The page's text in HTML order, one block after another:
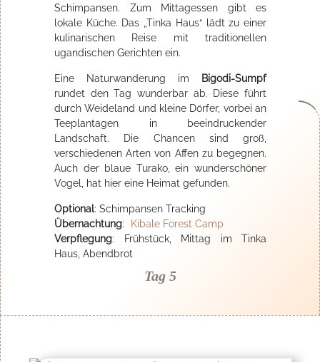
Schimpansen. Zum Mittagessen gibt es
lokale Küche. Das „Tinka Haus“ lädt zu einer
kulinarischen Reise mit traditionellen
ugandischen Gerichten ein.
Eine Naturwanderung im
Bigodi-Sumpf
rundet den Tag wunderbar ab. Diese führt
durch Weideland und kleine Dörfer, vorbei an
Teeplantagen in beeindruckender
Landschaft. Die Chancen sind groß,
verschiedenen Arten von Affen zu begegnen.
Auch der blaue Turako, ein wunderschöner
Vogel, hat hier eine Heimat gefunden.
Optional: Schimpansen Tracking
Übernachtung:
Kibale Forest Camp
Verpflegung: Frühstück, Mittag im Tinka
Haus, Abendbrot
Tag 5